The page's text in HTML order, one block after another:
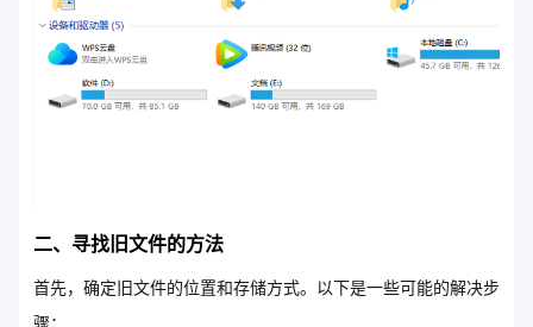
二、寻找旧文件的方法
首先，确定旧文件的位置和存储方式。以下是一些可能的解决步